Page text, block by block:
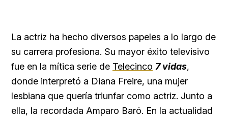
La actriz ha hecho diversos papeles a lo largo de
su carrera profesiona. Su mayor éxito televisivo
fue en la mítica serie de Telecinco 7 vidas,
donde interpretó a Diana Freire, una mujer
lesbiana que quería triunfar como actriz. Junto a
ella, la recordada Amparo Baró. En la actualidad